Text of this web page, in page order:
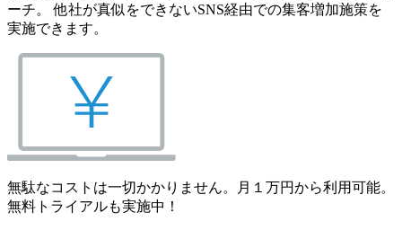
ーチ。 他社が真似をできないSNS経由での集客増加施策を
実施できます。
無駄なコストは一切かかりません。月１万円から利用可能。
無料トライアルも実施中！